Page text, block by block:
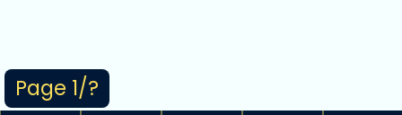
Page 1/?